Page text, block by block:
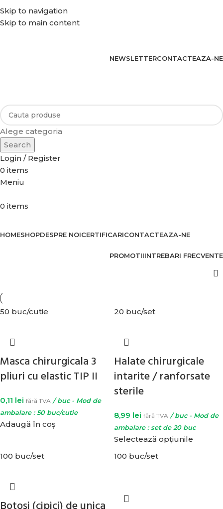
Skip to navigation
Skip to main content
REDUCERI: 5% PENRU COMENZILE PESTE 500 LEI. 10%
PENTRU COMENZILE PESTE 1.500 LEI. 15% PENTRU
COMENZILE PESTE 2.500 LEI. 20% PENTRU COMENZILE
NEWSLETTERCONTACTEAZA-NE
Alege categoria
Search
Login / Register
0 items
Meniu
0 items
HOMESHOPDESPRE NOICERTIFICARICONTACTEAZA-NE
PROMOTIIINTREBARI FRECVENTE
50 buc/cutie
Masca chirurgicala 3
pliuri cu elastic TIP II
0,11 lei fără TVA / buc - Mod de
ambalare : 50 buc/cutie
Adaugă în coș
20 buc/set
Halate chirurgicale
intarite / ranforsate
sterile
8,99 lei fără TVA / buc - Mod de
ambalare : set de 20 buc
Selectează opțiunile
100 buc/set
100 buc/set